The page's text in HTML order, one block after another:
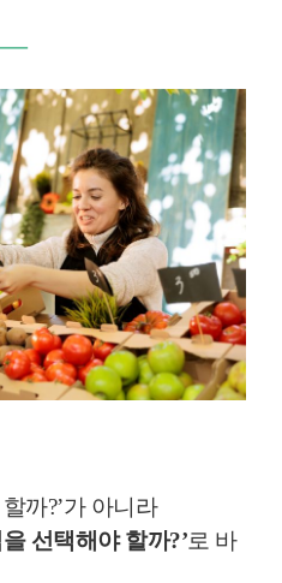
―
까?’가 아니라
선택해야 할까?’로 바